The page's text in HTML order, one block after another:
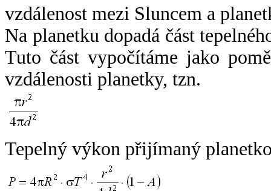
vzdálenost mezi Sluncem a
Na planetku dopadá část
Tuto část vypočítáme jako
vzdálenosti planetky, tzn.
Tepelný výkon přijímaný